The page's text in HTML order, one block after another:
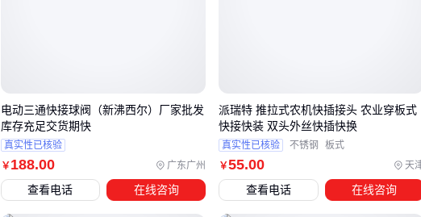
压力等级是另一个关键区分点。液压系统使用的快拧三通通常
需要承受更高压力，接口处的密封层数也更多。而气动系统虽
然压力要求较低，但如果存在脉冲或振动，也需要选择带有软
性密封结构的型号。
￥ 188.00 广东广州
电动三通快接球阀（新沸西尔）厂家批发
库存充足交货期快
真实性已核验
查看电话 在线咨询
￥55.00 天
派瑞特 推拉式农机快插接头 农业穿板式
快接快装 双头外丝快插快换
真实性已核验 不锈钢 板式
查看电话 在线咨询